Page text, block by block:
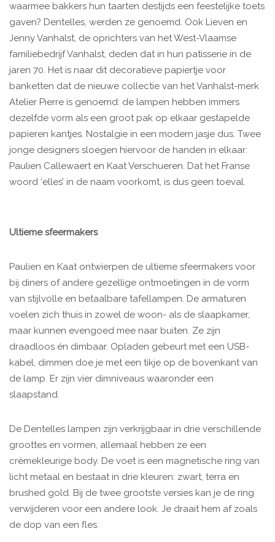
waarmee bakkers hun taarten destijds een feestelijke toets
gaven? Dentelles, werden ze genoemd. Ook Lieven en
Jenny Vanhalst, de oprichters van het West-Vlaamse
familiebedrijf Vanhalst, deden dat in hun patisserie in de
jaren 70. Het is naar dit decoratieve papiertje voor
banketten dat de nieuwe collectie van het Vanhalst-merk
Atelier Pierre is genoemd: de lampen hebben immers
dezelfde vorm als een groot pak op elkaar gestapelde
papieren kantjes. Nostalgie in een modern jasje dus. Twee
jonge designers sloegen hiervoor de handen in elkaar:
Paulien Callewaert en Kaat Verschueren. Dat het Franse
woord ‘elles’ in de naam voorkomt, is dus geen toeval.
Ultieme sfeermakers
Paulien en Kaat ontwierpen de ultieme sfeermakers voor
bij diners of andere gezellige ontmoetingen in de vorm
van stijlvolle en betaalbare tafellampen. De armaturen
voelen zich thuis in zowel de woon- als de slaapkamer,
maar kunnen evengoed mee naar buiten. Ze zijn
draadloos én dimbaar. Opladen gebeurt met een USB-
kabel, dimmen doe je met een tikje op de bovenkant van
de lamp. Er zijn vier dimniveaus waaronder een
slaapstand.
De Dentelles lampen zijn verkrijgbaar in drie verschillende
groottes en vormen, allemaal hebben ze een
crèmekleurige body. De voet is een magnetische ring van
licht metaal en bestaat in drie kleuren: zwart, terra en
brushed gold. Bij de twee grootste versies kan je de ring
verwijderen voor een andere look. Je draait hem af zoals
de dop van een fles.